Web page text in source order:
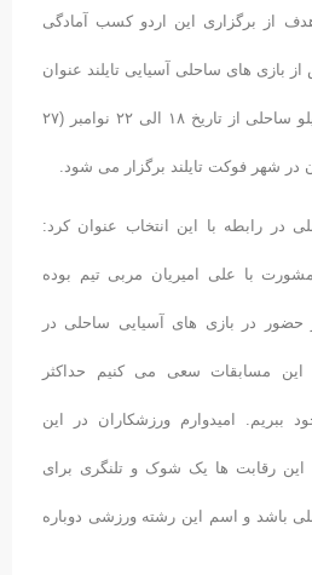
از برگزاری این اردو کسب آمادگی
بازی های ساحلی آسیایی تایلند عنوان
شده است. رقابت های واترپلو ساحلی از تاریخ ۱۸ الی ۲۲ نوامبر (۲۷
در شهر فوکت تایلند برگزار می شود.
رابطه با این انتخاب عنوان کرد:
با علی امیریان مربی تیم بوده
در بازی های آسیایی ساحلی در
این مسابقات سعی می کنیم حداکثر
ببریم. امیدوارم ورزشکاران در این
رقابت ها یک شوک و تلنگری برای
باشد و اسم این رشته ورزشی دوباره